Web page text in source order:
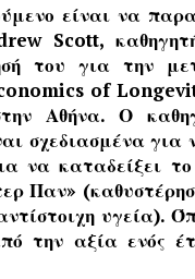
είναι να
Scott,
του για την
of
Αθήνα. Ο
σχεδιασμένα για
να καταδείξει
Παν»
υγεία).
την αξία ενός